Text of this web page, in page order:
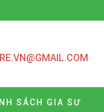
SÁCH GIA SƯ